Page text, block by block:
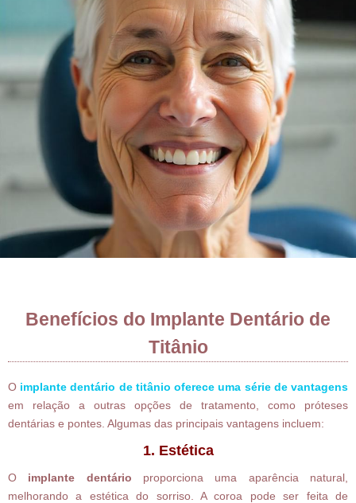
Benefícios do Implante Dentário de
Titânio
O implante dentário de titânio oferece uma série de vantagens
em relação a outras opções de tratamento, como próteses
dentárias e pontes. Algumas das principais vantagens incluem:
1. Estética
O implante dentário proporciona uma aparência natural,
melhorando a estética do sorriso. A coroa pode ser feita de